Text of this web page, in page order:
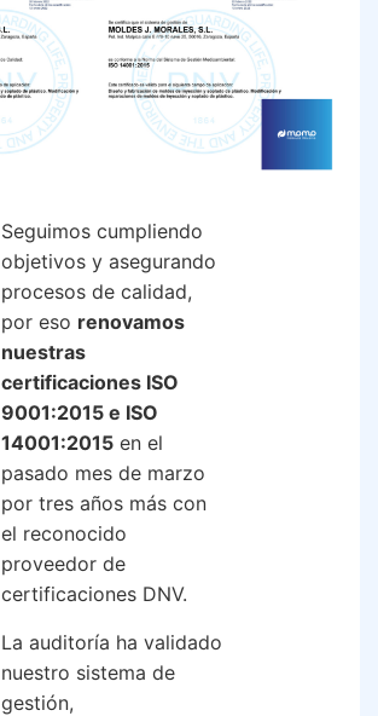
Seguimos cumpliendo
objetivos y asegurando
procesos de calidad,
por eso renovamos
nuestras
certificaciones ISO
9001:2015 e ISO
14001:2015 en el
pasado mes de marzo
por tres años más con
el reconocido
proveedor de
certificaciones DNV.
La auditoría ha validado
nuestro sistema de
gestión,